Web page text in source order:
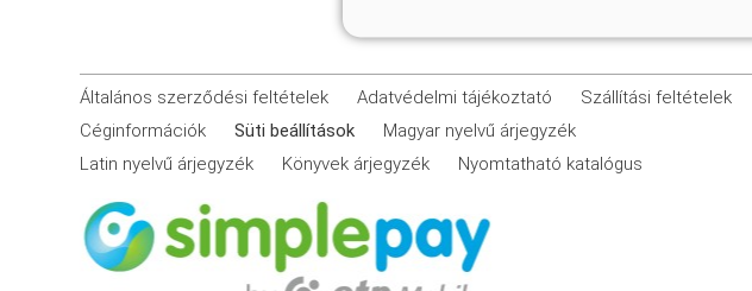
Általános szerződési feltételek Adatvédelmi tájékoztató
Szállítási feltételek
Céginformációk
Süti beállítások
Magyar nyelvű árjegyzék
Latin nyelvű árjegyzék
Könyvek árjegyzék Nyomtatható katalógus